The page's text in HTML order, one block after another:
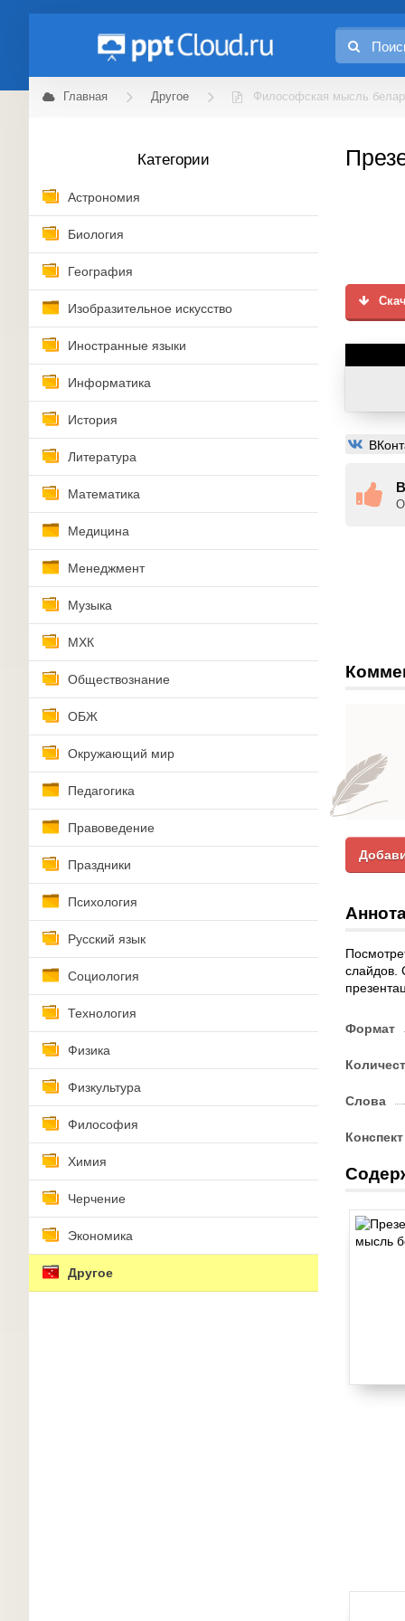
Главная Другое Философская мысль
Категории
Астрономия
Биология
География
Изобразительное искусство
Иностранные языки
Информатика
История
Литература
Математика
Медицина
Менеджмент
Музыка
МХК
Обществознание
ОБЖ
Окружающий мир
Педагогика
Правоведение
Праздники
Психология
Русский язык
Социология
Технология
Физика
Физкультура
Философия
Химия
Черчение
Экономика
Другое
слайдов.
Формат
Слова
Конспект